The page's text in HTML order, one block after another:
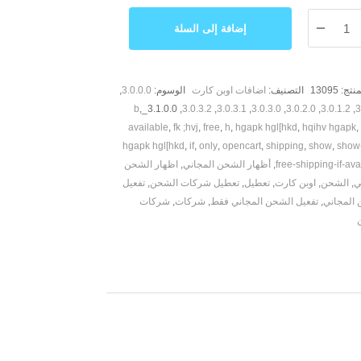
إضافة إلى السلة
13095 التصنيف: اضافات اوبن كارت الوسوم: 3.0.0.0
,
,
3.0.1.2
,
3.0.2.0
,
3.0.3.0
,
3.0.3.1
,
3.0.3.2
,
3.1.0.0_b
,
available, fk ;hvj, free, h, hgapk hgl[hkd , hqihv hgapk,
hgapk hgl[hkd , if, only, opencart, shipping, show,
free-shipping-if-
, أظهار الشحن المجاني, اظهار الشحن
, الشحن, اوبن كارت,تعطيل,تعطيل شركات الشحن,تفعيل
المجاني,تفعيل الشحن المجاني فقط, شركات, شركات